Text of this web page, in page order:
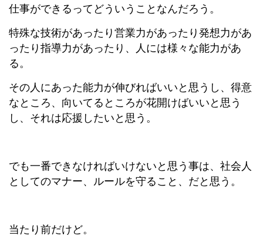
仕事ができるってどういうことなんだろう。
特殊な技術があったり営業力があったり発想力があ
ったり指導力があったり、人には様々な能力があ
る。
その人にあった能力が伸びればいいと思うし、得意
なところ、向いてるところが花開けばいいと思う
し、それは応援したいと思う。
でも一番できなければいけないと思う事は、社会人
としてのマナー、ルールを守ること、だと思う。
当たり前だけど。